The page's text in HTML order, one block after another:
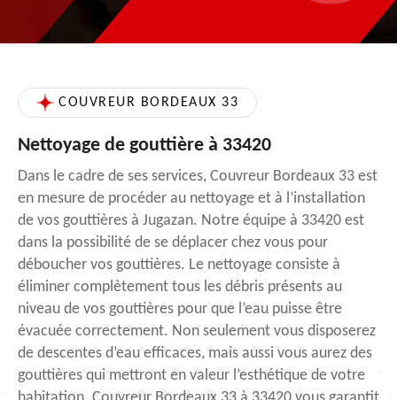
COUVREUR BORDEAUX 33
Nettoyage de gouttière à 33420
Dans le cadre de ses services, Couvreur Bordeaux 33 est
en mesure de procéder au nettoyage et à l’installation
de vos gouttières à Jugazan. Notre équipe à 33420 est
dans la possibilité de se déplacer chez vous pour
déboucher vos gouttières. Le nettoyage consiste à
éliminer complètement tous les débris présents au
niveau de vos gouttières pour que l’eau puisse être
évacuée correctement. Non seulement vous disposerez
de descentes d’eau efficaces, mais aussi vous aurez des
gouttières qui mettront en valeur l’esthétique de votre